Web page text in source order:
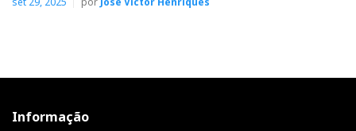
O streaming na tradição polaca
Informação